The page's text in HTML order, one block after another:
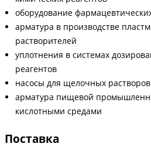
оборудование
арматура в производстве
растворителей
уплотнения в системах
реагентов
насосы для щелочных
арматура пищевой
кислотными средами
Поставка